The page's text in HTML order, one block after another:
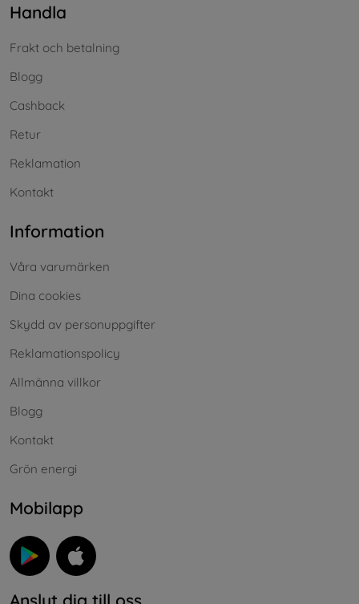
Handla
Frakt och betalning
Blogg
Cashback
Retur
Reklamation
Kontakt
Information
Våra varumärken
Dina cookies
Skydd av personuppgifter
Reklamationspolicy
Allmänna villkor
Blogg
Kontakt
Grön energi
Mobilapp
Anslut dig till oss